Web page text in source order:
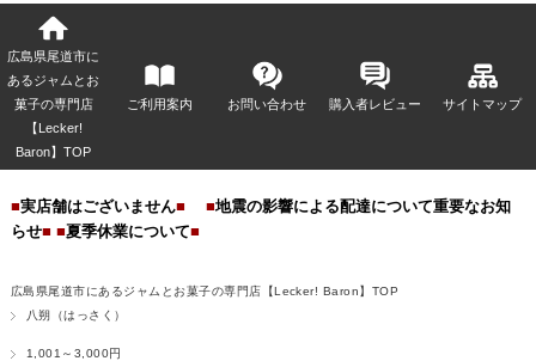
広島県尾道市に
あるジャムとお
菓子の専門店
【Lecker!
Baron】TOP
ご利用案内 お問い合わせ 購入者レビュー サイトマップ
■実店舗はございません■ ■地震の影響による配達について重要なお知
らせ■ ■夏季休業について■
広島県尾道市にあるジャムとお菓子の専門店【Lecker! Baron】TOP
八朔（はっさく）
1,001～3,000円